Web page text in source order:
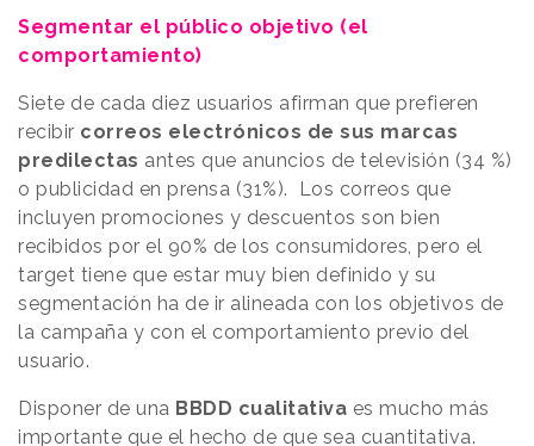
Segmentar el público objetivo (el
comportamiento)
Siete de cada diez usuarios afirman que prefieren
recibir correos electrónicos de sus marcas
predilectas antes que anuncios de televisión (34 %)
o publicidad en prensa (31%). Los correos que
incluyen promociones y descuentos son bien
recibidos por el 90% de los consumidores, pero el
target tiene que estar muy bien definido y su
segmentación ha de ir alineada con los objetivos de
la campaña y con el comportamiento previo del
usuario.
Disponer de una BBDD cualitativa es mucho más
importante que el hecho de que sea cuantitativa.